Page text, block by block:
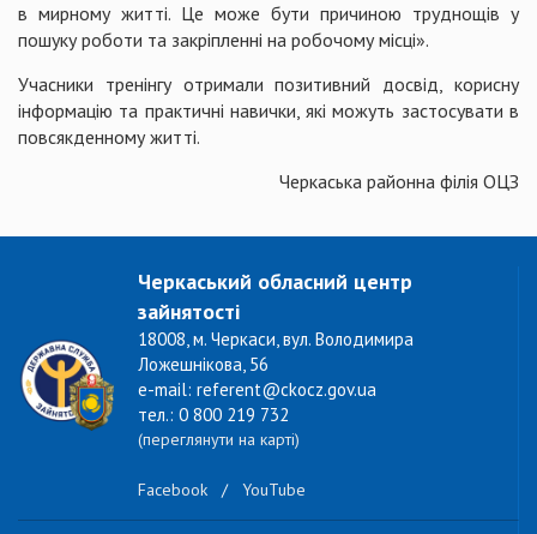
в мирному житті. Це може бути причиною труднощів у
пошуку роботи та закріпленні на робочому місці».
Учасники тренінгу отримали позитивний досвід, корисну
інформацію та практичні навички, які можуть застосувати в
повсякденному житті.
Черкаська районна філія ОЦЗ
Черкаський обласний центр
зайнятості
18008, м. Черкаси, вул. Володимира
Ложешнікова, 56
e-mail: referent@ckocz.gov.ua
тел.: 0 800 219 732
(переглянути на карті)
Facebook / YouTube